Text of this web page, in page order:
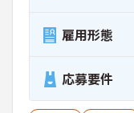
雇用形態
応募要件